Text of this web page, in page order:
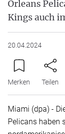
Orleans
Kings auch
20.04.2024
Merken Teilen
Miami (dpa) -
Pelicans haben